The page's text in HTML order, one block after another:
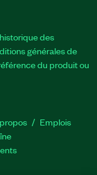
des
générales de
du produit ou
Emplois